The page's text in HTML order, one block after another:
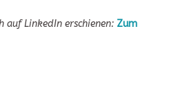
auf LinkedIn erschienen: Zum